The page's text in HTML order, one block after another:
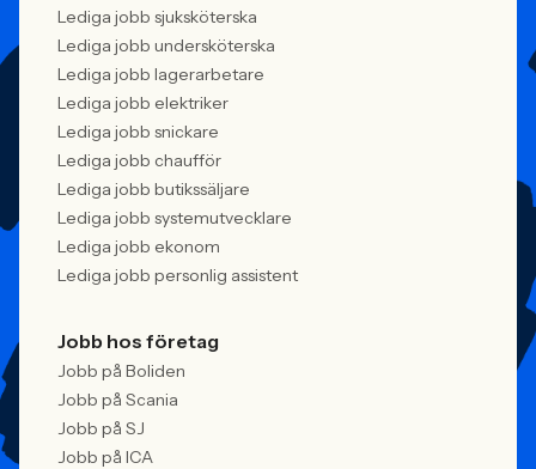
Lediga jobb sjuksköterska
Lediga jobb undersköterska
Lediga jobb lagerarbetare
Lediga jobb elektriker
Lediga jobb snickare
Lediga jobb chaufför
Lediga jobb butikssäljare
Lediga jobb systemutvecklare
Lediga jobb ekonom
Lediga jobb personlig assistent
Jobb hos företag
Jobb på Boliden
Jobb på Scania
Jobb på SJ
Jobb på ICA